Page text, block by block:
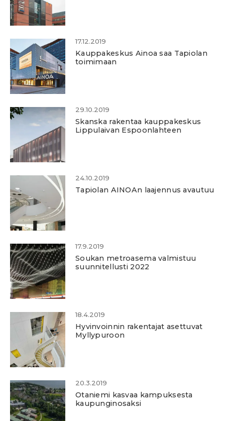
17.12.2019
Kauppakeskus Ainoa saa Tapiolan
toimimaan
29.10.2019
Skanska rakentaa kauppakeskus
Lippulaivan Espoonlahteen
24.10.2019
Tapiolan AINOAn laajennus avautuu
17.9.2019
Soukan metroasema valmistuu
suunnitellusti 2022
18.4.2019
Hyvinvoinnin rakentajat asettuvat
Myllypuroon
20.3.2019
Otaniemi kasvaa kampuksesta
kaupunginosaksi